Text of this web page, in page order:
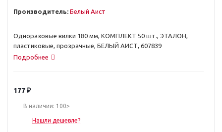
Производитель: Белый Аист
Одноразовые вилки 180 мм, КОМПЛЕКТ 50 шт., ЭТАЛОН,
пластиковые, прозрачные, БЕЛЫЙ АИСТ, 607839
Подробнее
177₽
В наличии: 100>
Нашли дешевле?